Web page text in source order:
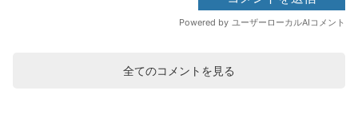
全てのコメントを見る